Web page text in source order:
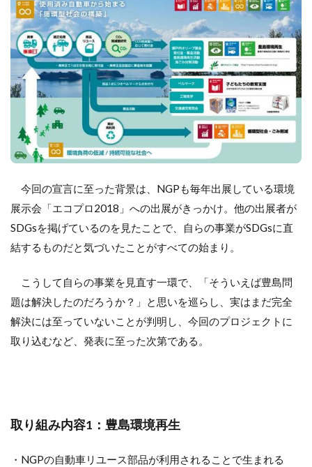
の形
成/廃
棄物
の抑
制
今回の宣言に至った背景は、NGPも毎年出展している環境
展示会「エコプロ2018」への出展がきっかけ。他の出展者が
SDGsを掲げているのを見たことで、自らの事業がSDGsに直
結するものだと気づいたことがすべての始まり。
こうして自らの事業を見直す一環で、「そういえば豊島問
題は解決したのだろうか？」と思いを巡らし、実はまだ完全
解決には至っていないことが判明し、今回のプロジェクトに
取り込むなど、発表に至った次第である。
取り組み内容1：豊島環境再生
・NGPの自動車リユース部品が利用されることで生まれる